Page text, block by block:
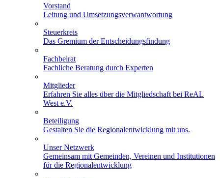
Vorstand
Leitung und Umsetzungsverwantwortung
Steuerkreis
Das Gremium der Entscheidungsfindung
Fachbeirat
Fachliche Beratung durch Experten
Mitglieder
Erfahren Sie alles über die Mitgliedschaft bei ReAL
West e.V.
Beteiligung
Gestalten Sie die Regionalentwicklung mit uns.
Unser Netzwerk
Gemeinsam mit Gemeinden, Vereinen und Institutionen
für die Regionalentwicklung